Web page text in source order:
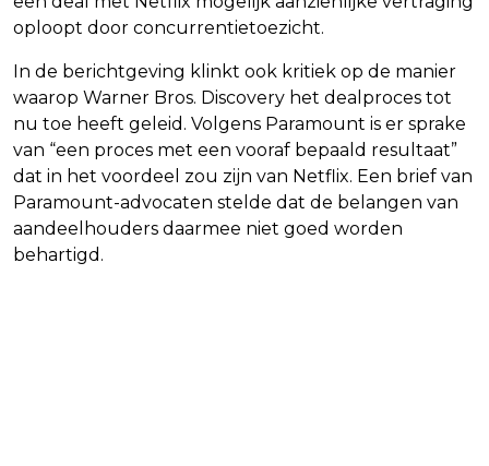
oploopt door concurrentietoezicht.
In de berichtgeving klinkt ook kritiek op de manier
waarop Warner Bros. Discovery het dealproces tot
nu toe heeft geleid. Volgens Paramount is er sprake
van “een proces met een vooraf bepaald resultaat”
dat in het voordeel zou zijn van Netflix. Een brief van
Paramount-advocaten stelde dat de belangen van
aandeelhouders daarmee niet goed worden
behartigd.